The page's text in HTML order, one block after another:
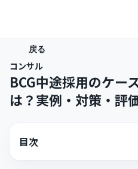
戻る
コンサル
BCG中途採用のケー
は？実例・対策・評
目次